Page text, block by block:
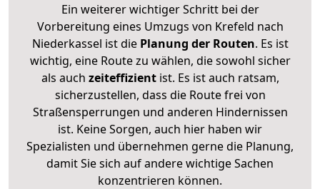
Ein weiterer wichtiger Schritt bei der
Vorbereitung eines Umzugs von Krefeld nach
Niederkassel ist diePlanung der Routen. Es ist
wichtig, eine Route zu wählen, die sowohl sicher
als auch zeiteffizientist. Es ist auch ratsam,
sicherzustellen, dass die Route frei von
Straßensperrungen und anderen Hindernissen
ist. Keine Sorgen, auch hier haben wir
Spezialisten und übernehmen gerne die Planung,
damit Sie sich auf andere wichtige Sachen
konzentrieren können.